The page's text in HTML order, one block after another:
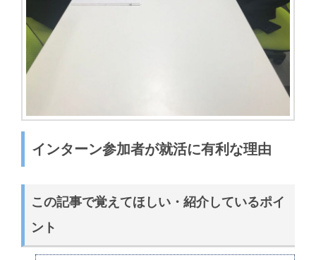
インターン参加者が就活に有利な理由
この記事で覚えてほしい・紹介しているポイ
ント